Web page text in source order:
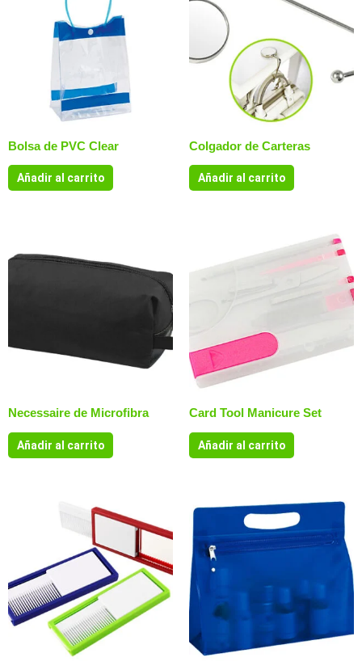
Bolsa de PVC Clear
Añadir al carrito
Colgador de Carteras
Añadir al carrito
Necessaire de Microfibra
Añadir al carrito
Card Tool Manicure Set
Añadir al carrito